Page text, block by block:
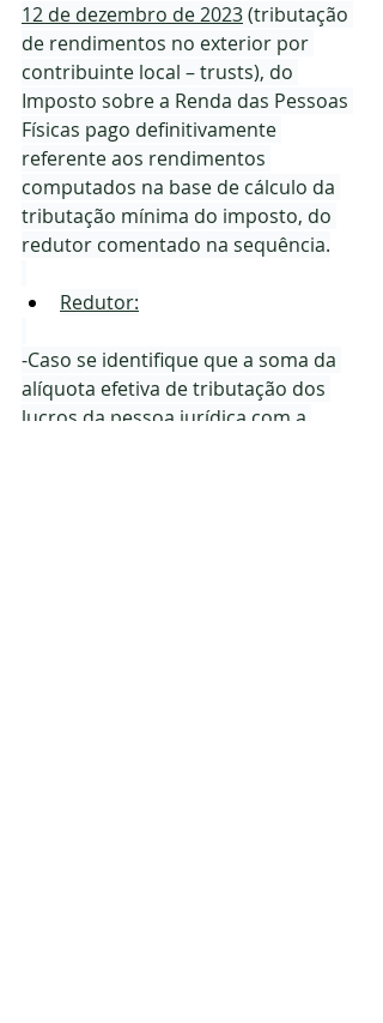
12 de dezembro de 2023 (tributação
de rendimentos no exterior por
contribuinte local – trusts), do
Imposto sobre a Renda das Pessoas
Físicas pago definitivamente
referente aos rendimentos
computados na base de cálculo da
tributação mínima do imposto, do
redutor comentado na sequência.
Redutor:
-Caso se identifique que a soma da
alíquota efetiva de tributação dos
lucros da pessoa jurídica com a